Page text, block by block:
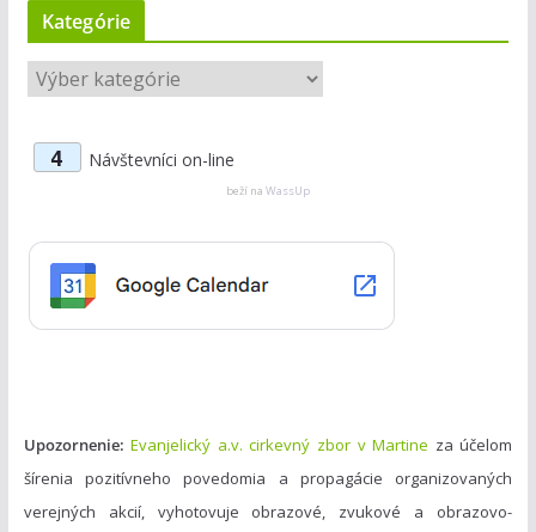
Kategórie
K
a
r
4 Návštevníci on-line
beží na WassUp
Upozornenie: Evanjelický a.v. cirkevný zbor v Martine za účelom
šírenia pozitívneho povedomia a propagácie organizovaných
verejných akcií, vyhotovuje obrazové, zvukové a obrazovo-